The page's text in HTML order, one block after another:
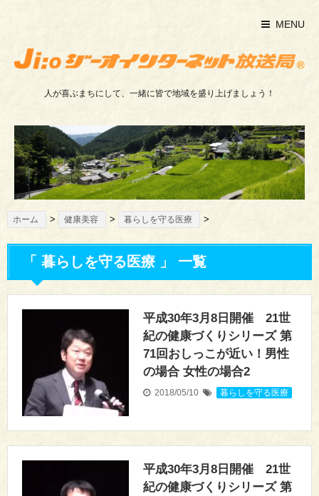
MENU
人が喜ぶまちにして、一緒に皆で地域を盛り上げましょう！
ホーム > 健康美容 > 暮らしを守る医療 >
「 暮らしを守る医療 」 一覧
平成30年3月8日開催 21世
紀の健康づくりシリーズ 第
71回おしっこが近い！男性
の場合 女性の場合2
2018/05/10 暮らしを守る医療
平成30年3月8日開催 21世
紀の健康づくりシリーズ 第